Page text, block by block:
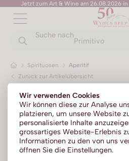
Wir verwenden Cookies
Wir können diese zur Analyse
platzieren, um unsere Website
personalisierte Inhalte
grossartiges Website-Erlebnis
Informationen zu den von uns
öffnen Sie die Einstellungen.
Jetzt zum Art & Wine am 26.08.2026
Suche nach
Primitivo
Spirituosen
Aperitif
Zurück zur Artikelübersicht
ZURÜCK
Rotweine
Weissweine
Roséweine
Dessertweine
Fine Wines
ZURÜCK
Champagner
Prosecco
Franciacorta
Sparkling
Méthode traditionelle
ZURÜCK
No Alc - Sparkling
No Alc - Stillwein
No Alc - Aperitif
No Alc - RTD Mixgetränke
Low Alc - Sparkling
ZURÜCK
Sommer-Sale
ZURÜCK
Senza Parole
Kylie Minogue Wines
Elton John Zero
AZZERIO
Tosone